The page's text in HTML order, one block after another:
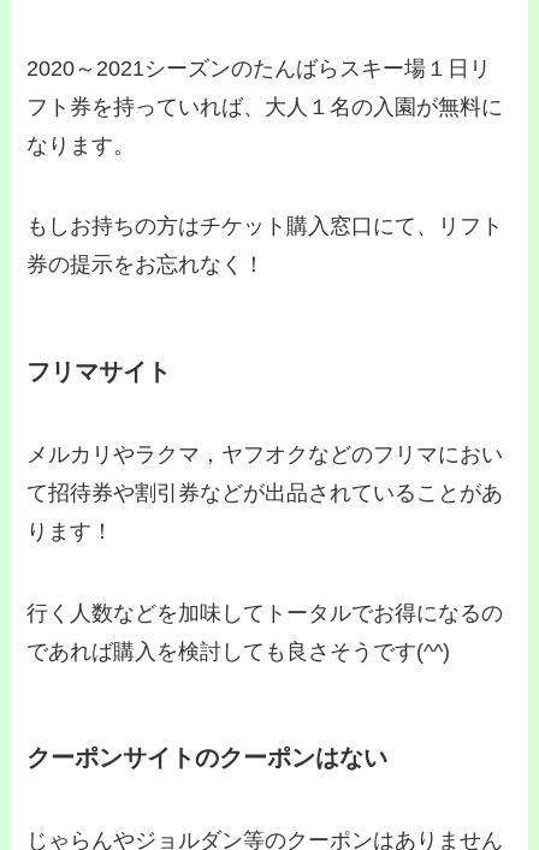
2020～2021シーズンのたんばらスキー場１日リ
フト券を持っていれば、大人１名の入園が無料に
なります。
もしお持ちの方はチケット購入窓口にて、リフト
券の提示をお忘れなく！
フリマサイト
メルカリやラクマ，ヤフオクなどのフリマにおい
て招待券や割引券などが出品されていることがあ
ります！
行く人数などを加味してトータルでお得になるの
であれば購入を検討しても良さそうです(^^)
クーポンサイトのクーポンはない
じゃらんやジョルダン等のクーポンはありません